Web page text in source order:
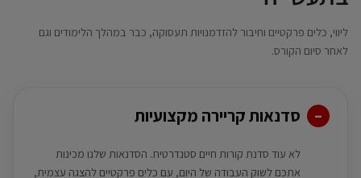
ליווי, כלים פרקטיים וחיבור להזדמנויות תעסוקה, כבר במהלך הלימודים וגם
לאחר סיום הקורס.
סדנאות קריירה מקצועיות
לא עוד סדנת קורות חיים סטנדרטית. הסדנאות שלנו מכינות
אתכם לשוק העבודה של היום, עם כלים פרקטיים להצגה עצמית,